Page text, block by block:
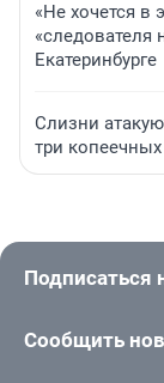
«Не хочется в
«следователя
Екатеринбурге
Слизни
три
Подписаться
Сообщить